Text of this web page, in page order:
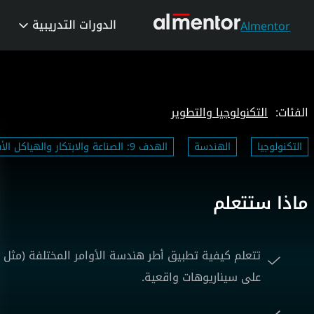
Almentor الدورات التدريبية
الفئات: التكنولوجيا والتطوير
التكنولوجيا الهندسة الهدف 9: الصناعة والابتكار والهياكل الأساسية
ماذا ستتعلم
على سيناريوهات واقعية.